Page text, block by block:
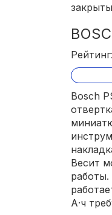
Bosch
Весит
работы.
А·ч